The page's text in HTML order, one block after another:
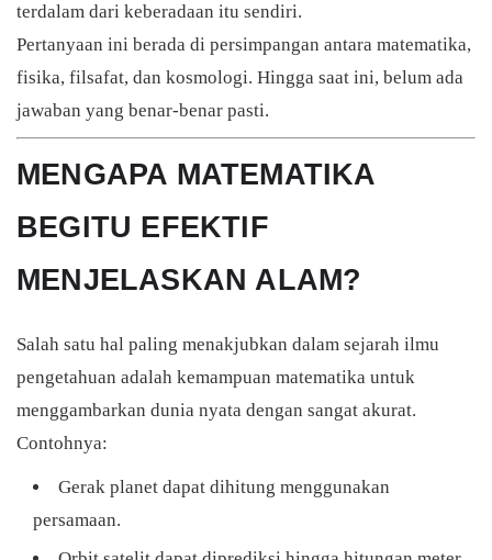
terdalam dari keberadaan itu sendiri.
Pertanyaan ini berada di persimpangan antara matematika,
fisika, filsafat, dan kosmologi. Hingga saat ini, belum ada
jawaban yang benar-benar pasti.
MENGAPA MATEMATIKA
BEGITU EFEKTIF
MENJELASKAN ALAM?
Salah satu hal paling menakjubkan dalam sejarah ilmu
pengetahuan adalah kemampuan matematika untuk
menggambarkan dunia nyata dengan sangat akurat.
Contohnya:
Gerak planet dapat dihitung menggunakan
persamaan.